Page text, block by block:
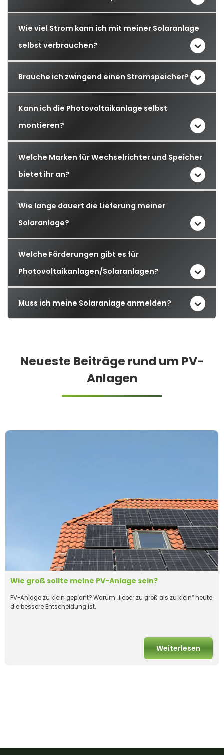
Wie viel Strom kann ich mit meiner Solaranlage
selbst verbrauchen?
Brauche ich zwingend einen Stromspeicher?
Kann ich die Photovoltaikanlage selbst
montieren?
Welche Marken für Wechselrichter und Speicher
bietet ihr an?
Wie lange dauert die Lieferung meiner
Solaranlage?
Welche Förderungen gibt es für
Photovoltaikanlagen/Solaranlagen?
Muss ich meine Solaranlage anmelden?
Neueste Beiträge rund um PV-
Anlagen
Wie groß sollte meine PV-Anlage sein?
PV-Anlage zu klein geplant? Warum „lieber zu groß als zu klein“ heute
die bessere Entscheidung ist.
Weiterlesen